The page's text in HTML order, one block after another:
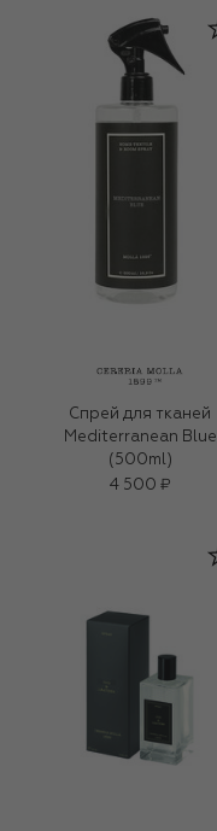
Спрей для тканей
Mediterranean Blue
(500ml)
4 500 ₽